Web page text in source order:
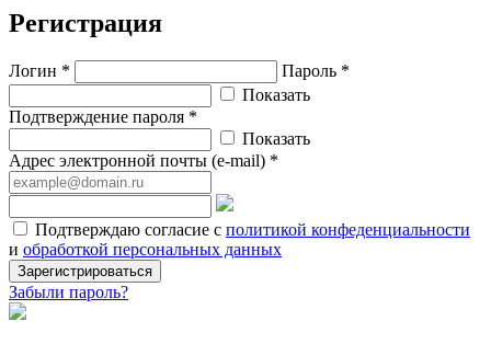
Регистрация
Логин *
Пароль *
Показать
Подтверждение пароля *
Показать
Адрес электронной почты (e-mail) *
Подтверждаю согласие с политикой конфеденциальности
и обработкой персональных данных
Зарегистрироваться
Забыли пароль?